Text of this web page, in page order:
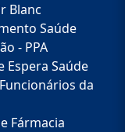
Blanc
Saúde
- PPA
Espera Saúde
da
Fármacia